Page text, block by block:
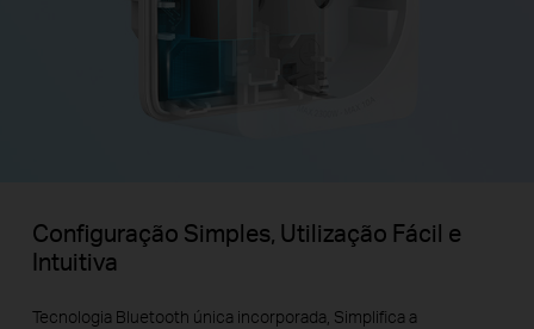
Configuração Simples, Utilização Fácil e
Intuitiva
Tecnologia Bluetooth única incorporada, Simplifica a